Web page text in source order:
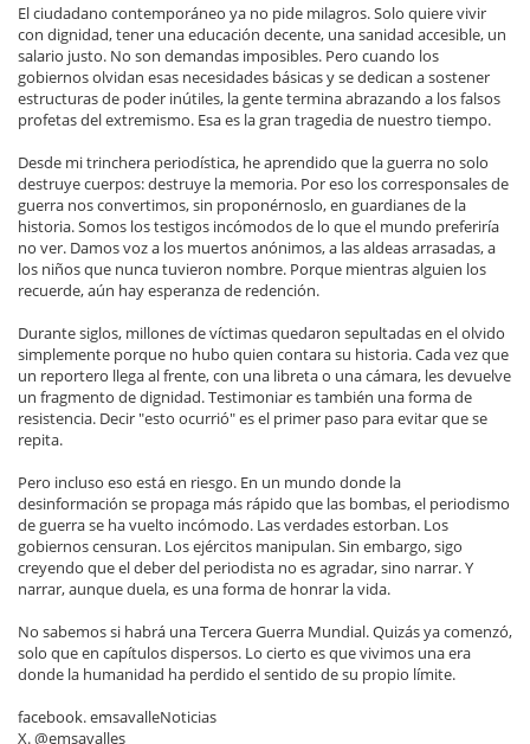
El ciudadano contemporáneo ya no pide milagros. Solo quiere vivir
con dignidad, tener una educación decente, una sanidad accesible, un
salario justo. No son demandas imposibles. Pero cuando los
gobiernos olvidan esas necesidades básicas y se dedican a sostener
estructuras de poder inútiles, la gente termina abrazando a los falsos
profetas del extremismo. Esa es la gran tragedia de nuestro tiempo.
Desde mi trinchera periodística, he aprendido que la guerra no solo
destruye cuerpos: destruye la memoria. Por eso los corresponsales de
guerra nos convertimos, sin proponérnoslo, en guardianes de la
historia. Somos los testigos incómodos de lo que el mundo preferiría
no ver. Damos voz a los muertos anónimos, a las aldeas arrasadas, a
los niños que nunca tuvieron nombre. Porque mientras alguien los
recuerde, aún hay esperanza de redención.
Durante siglos, millones de víctimas quedaron sepultadas en el olvido
simplemente porque no hubo quien contara su historia. Cada vez que
un reportero llega al frente, con una libreta o una cámara, les devuelve
un fragmento de dignidad. Testimoniar es también una forma de
resistencia. Decir "esto ocurrió" es el primer paso para evitar que se
repita.
Pero incluso eso está en riesgo. En un mundo donde la
desinformación se propaga más rápido que las bombas, el periodismo
de guerra se ha vuelto incómodo. Las verdades estorban. Los
gobiernos censuran. Los ejércitos manipulan. Sin embargo, sigo
creyendo que el deber del periodista no es agradar, sino narrar. Y
narrar, aunque duela, es una forma de honrar la vida.
No sabemos si habrá una Tercera Guerra Mundial. Quizás ya comenzó,
solo que en capítulos dispersos. Lo cierto es que vivimos una era
donde la humanidad ha perdido el sentido de su propio límite.
facebook. emsavalleNoticias
X. @emsavalles